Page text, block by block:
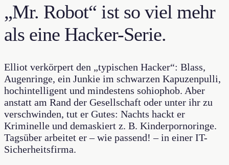
„Mr. Robot“ ist so viel mehr
als eine Hacker-Serie.
Elliot verkörpert den „typischen Hacker“: Blass,
Augenringe, ein Junkie im schwarzen Kapuzenpulli,
hochintelligent und mindestens sohiophob. Aber
anstatt am Rand der Gesellschaft oder unter ihr zu
verschwinden, tut er Gutes: Nachts hackt er
Kriminelle und demaskiert z. B. Kinderpornoringe.
Tagsüber arbeitet er – wie passend! – in einer IT-
Sicherheitsfirma.